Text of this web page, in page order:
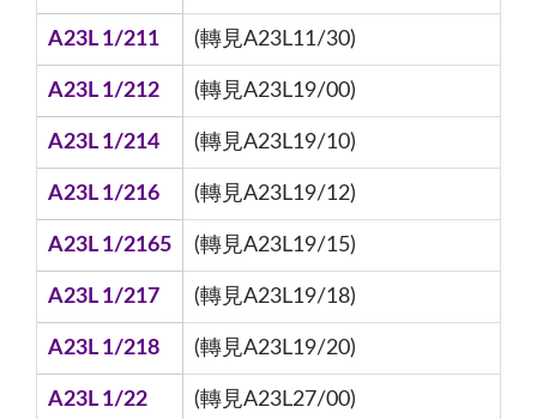
A23L 1/211 (轉見A23L11/30)
A23L 1/212 (轉見A23L19/00)
A23L 1/214 (轉見A23L19/10)
A23L 1/216 (轉見A23L19/12)
A23L 1/2165 (轉見A23L19/15)
A23L 1/217 (轉見A23L19/18)
A23L 1/218 (轉見A23L19/20)
A23L 1/22 (轉見A23L27/00)